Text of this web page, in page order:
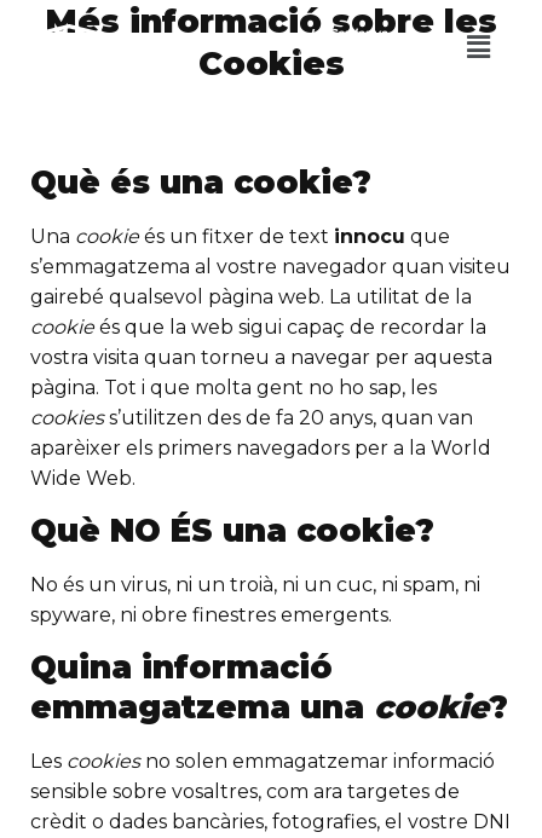
La Cerdanya
12 – 14 Juny 2026
Més informació sobre les
Cookies
Què és una cookie?
Una cookieés un fitxer de text innocu que
s’emmagatzema al vostre navegador quan visiteu
gairebé qualsevol pàgina web. La utilitat de la
cookieés que la web sigui capaç de recordar la
vostra visita quan torneu a navegar per aquesta
pàgina. Tot i que molta gent no ho sap, les
cookiess’utilitzen des de fa 20 anys, quan van
aparèixer els primers navegadors per a la World
Wide Web.
Què NO ÉS una cookie?
No és un virus, ni un troià, ni un cuc, ni spam, ni
spyware, ni obre finestres emergents.
Quina informació
emmagatzema una cookie?
Les cookiesno solen emmagatzemar informació
sensible sobre vosaltres, com ara targetes de
crèdit o dades bancàries, fotografies, el vostre DNI